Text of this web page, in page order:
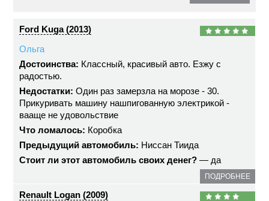
Ford Kuga (2013)
Ольга
Достоинства: Классный, красивый авто. Езжу с
радостью.
Недостатки: Один раз замерзла на морозе - 30.
Прикуривать машину нашпигованную электрикой -
вааще не удовольствие
Что ломалось: Коробка
Предыдущий автомобиль: Ниссан Тиида
Стоит ли этот автомобиль своих денег? — да
ПОДРОБНЕЕ
Renault Logan (2009)